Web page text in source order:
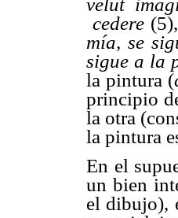
velut
cedere 
mía, se
sigue a la
la pintura (
principio
la otra
la pintura
En el
un bien
el dibujo),